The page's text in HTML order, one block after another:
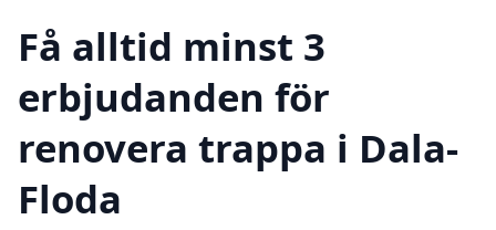
Få alltid minst 3
erbjudanden för
renovera trappa i Dala-
Floda